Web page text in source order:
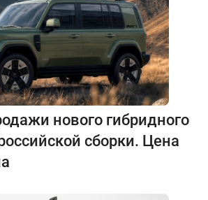
нового гибридного
сборки. Цена